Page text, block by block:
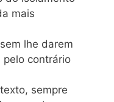
mais
lhe darem
contrário
sempre